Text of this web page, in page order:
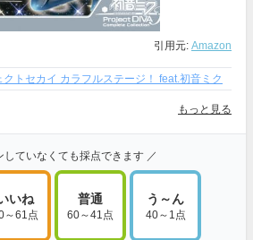
引用元: Amazon
クトセカイ カラフルステージ！ feat.初音ミク
もっと見る
していなくても採点できます ／
いね
～61点
普通
60～41点
う～ん
40～1点